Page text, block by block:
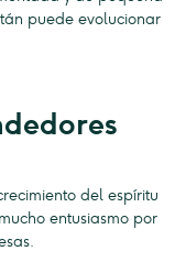
puede evolucionar
del espíritu
entusiasmo por